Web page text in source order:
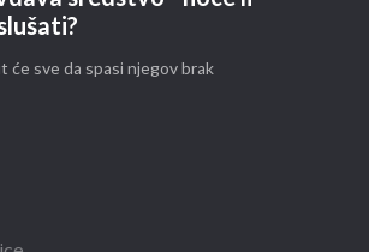
će sve da spasi njegov brak